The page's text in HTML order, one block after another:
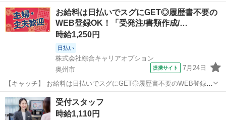
心スタート♪】ウレシイ☆土日祝休♪ガッツリ稼げる残業月20H以上！
高！ 【コメント】 ＼大手人材派遣会社で働きませんか♪／ 「新しい職
場は不安・・・」 「...
岩手 奥州市 一般事務
お給料は日払いでスグにGET◎履歴書不要の
WEB登録OK！「受発注/書類作成/…
時給1,250円
日払い
株式会社綜合キャリアオプション
奥州市
提携サイト 7月24日
【キャッチ】 お給料は日払いでスグにGET◎履歴書不要のWEB登録
OK！「受発注/書類作成/電話受付データ入力」高時給1250円！水沢江
刺周辺！20代～40代のスタッフが多数活躍中★ 【コメント】 製造の
お仕事をお探しにお...
岩手 奥州市 一般事務
受付スタッフ
時給1,110円